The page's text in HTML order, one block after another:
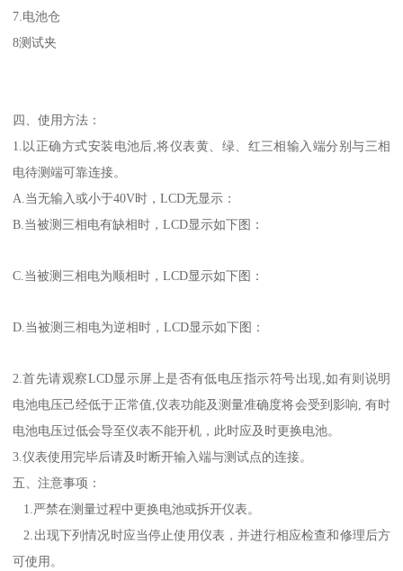
7.电池仓
8测试夹
四、使用方法：
1. 以正确方式安装电池后,将仪表黄、绿、红三相输入端分别与三相
电待测端可靠连接。
A.当无输入或小于40V时，LCD无显示 ：
B.当被测三相电有缺相时，LCD显示如下图：
C.当被测三相电为顺相时，LCD显示如下图：
D.当被测三相电为逆相时，LCD显示如下图：
2.首先请观察LCD显示屏上是否有低电压指示符号出现,如有则说明
电池电压己经低于正常值,仪表功能及测量准确度将会受到影响, 有时
电池电压过低会导至仪表不能开机，此时应及时更换电池。
3.仪表使用完毕后请及时断开输入端与测试点的连接。
五、注意事项：
1.严禁在测量过程中更换电池或拆开仪表。
2. 出现下列情况时应当停止使用仪表，并进行相应检查和修理后方
可使用。